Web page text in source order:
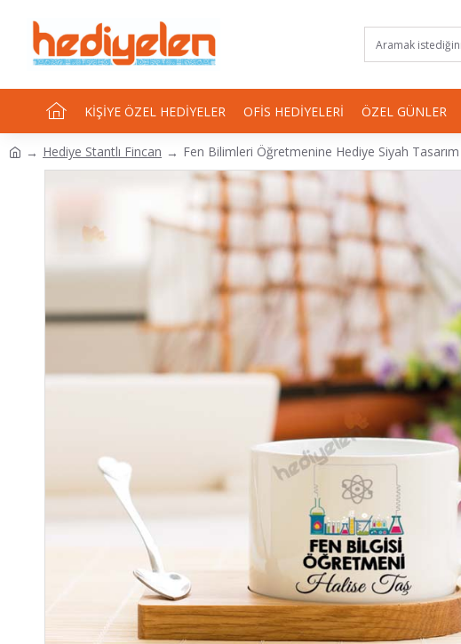
KIŞIYE ÖZEL HEDIYELER OFIS HEDIYELERI ÖZEL GÜNLER
Hediye Stantlı Fincan Fen Bilimleri Öğretmenine Hediye Siyah Tasarım